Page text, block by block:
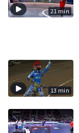
21 min
13 min